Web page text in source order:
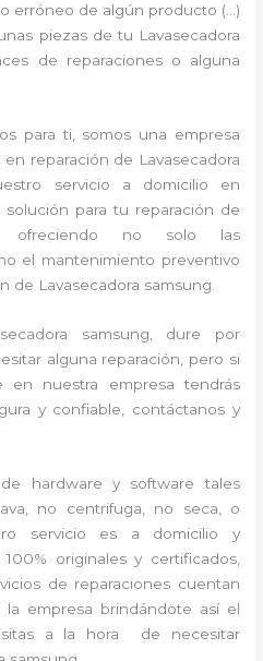
erróneo de algún producto (…)
piezas de tu Lavasecadora
de reparaciones o alguna
para ti, somos una empresa
reparación de Lavasecadora
servicio a domicilio en
para tu reparación de
ofreciendo no solo las
el mantenimiento preventivo
de Lavasecadora samsung.
samsung, dure por
alguna reparación, pero si
nuestra empresa tendrás
y confiable, contáctanos y
hardware y software tales
no centrifuga, no seca, o
servicio es a domicilio y
originales y certificados,
de reparaciones cuentan
empresa brindándote así el
a la hora de necesitar